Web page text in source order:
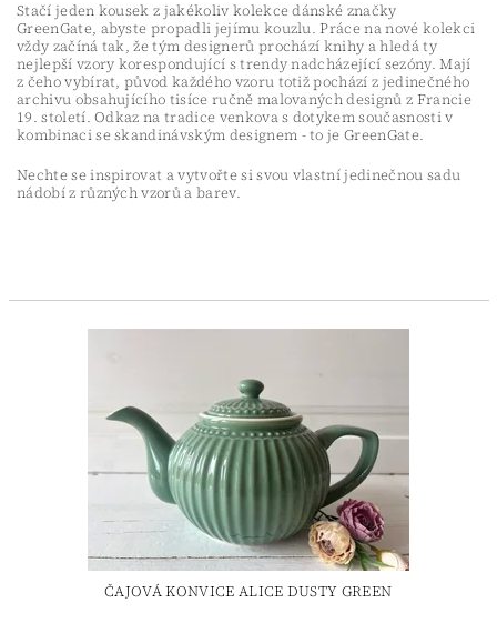
Stačí jeden kousek z jakékoliv kolekce dánské značky
GreenGate, abyste propadli jejímu kouzlu. Práce na nové kolekci
vždy začíná tak, že tým designerů prochází knihy a hledá ty
nejlepší vzory korespondující s trendy nadcházející sezóny. Mají
z čeho vybírat, původ každého vzoru totiž pochází z jedinečného
archivu obsahujícího tisíce ručně malovaných designů z Francie
19. století. Odkaz na tradice venkova s dotykem současnosti v
kombinaci se skandinávským designem - to je GreenGate.
Nechte se inspirovat a vytvořte si svou vlastní jedinečnou sadu
nádobí z různých vzorů a barev.
ČAJOVÁ KONVICE ALICE DUSTY GREEN